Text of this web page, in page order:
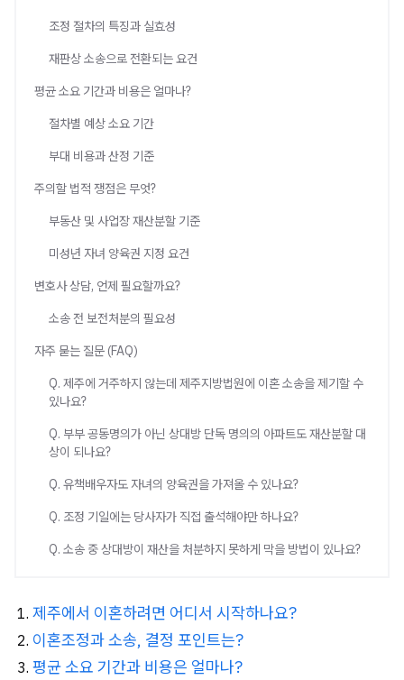
조정 절차의 특징과 실효성
재판상 소송으로 전환되는 요건
평균 소요 기간과 비용은 얼마나?
절차별 예상 소요 기간
부대 비용과 산정 기준
주의할 법적 쟁점은 무엇?
부동산 및 사업장 재산분할 기준
미성년 자녀 양육권 지정 요건
변호사 상담, 언제 필요할까요?
소송 전 보전처분의 필요성
자주 묻는 질문 (FAQ)
Q. 제주에 거주하지 않는데 제주지방법원에 이혼 소송을 제기할 수
있나요?
Q. 부부 공동명의가 아닌 상대방 단독 명의의 아파트도 재산분할 대
상이 되나요?
Q. 유책배우자도 자녀의 양육권을 가져올 수 있나요?
Q. 조정 기일에는 당사자가 직접 출석해야만 하나요?
Q. 소송 중 상대방이 재산을 처분하지 못하게 막을 방법이 있나요?
제주에서 이혼하려면 어디서 시작하나요?
이혼조정과 소송, 결정 포인트는?
평균 소요 기간과 비용은 얼마나?